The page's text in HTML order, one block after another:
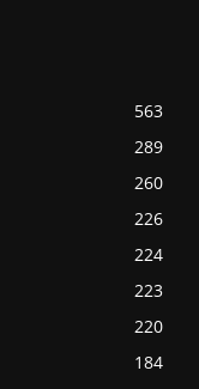
563
289
260
226
224
223
220
184